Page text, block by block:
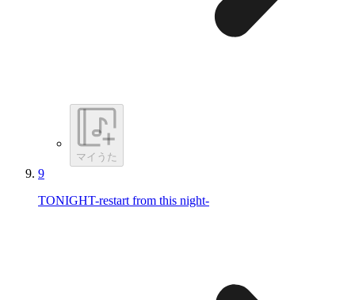
マイうた
9
TONIGHT-restart from this night-